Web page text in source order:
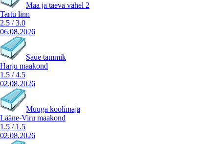
Maa ja taeva vahel 2
Tartu linn
2.5 /3.0
06.08.2026
Saue tammik
Harju maakond
1.5 /4.5
02.08.2026
Muuga koolimaja
Lääne-Viru maakond
1.5 / 1.5
02.08.2026